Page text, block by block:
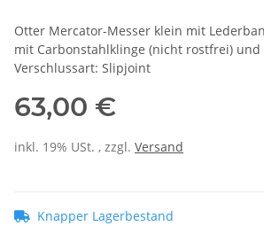
Otter Mercator-Messer klein mit
mit Carbonstahlklinge (nicht rostfrei) und
Verschlussart: Slipjoint
63,00 €
inkl. 19% USt. , zzgl. Versand
Knapper Lagerbestand